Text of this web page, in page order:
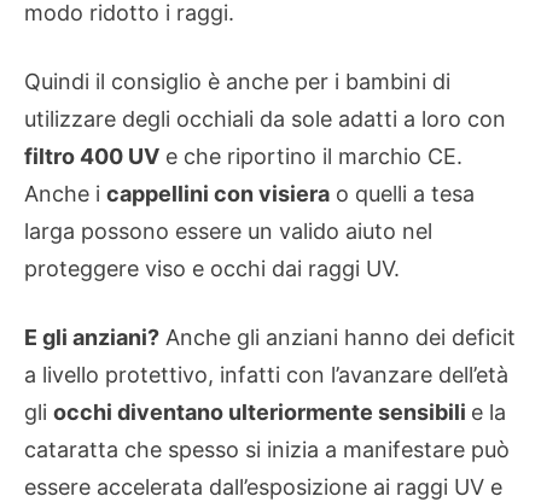
modo ridotto i raggi.
Quindi il consiglio è anche per i bambini di
utilizzare degli occhiali da sole adatti a loro con
filtro 400 UV e che riportino il marchio CE.
Anche i cappellini con visiera o quelli a tesa
larga possono essere un valido aiuto nel
proteggere viso e occhi dai raggi UV.
E gli anziani? Anche gli anziani hanno dei deficit
a livello protettivo, infatti con l’avanzare dell’età
gli occhi diventano ulteriormente sensibili e la
cataratta che spesso si inizia a manifestare può
essere accelerata dall’esposizione ai raggi UV e